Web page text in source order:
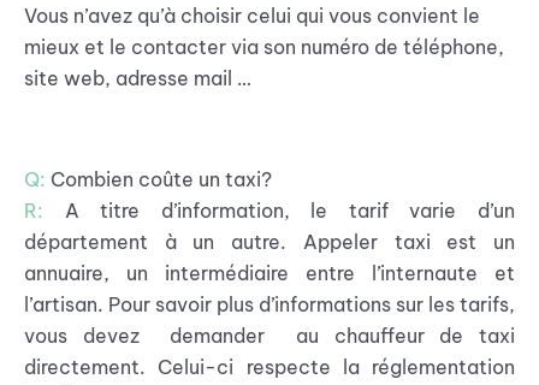
Vous n’avez qu’à choisir celui qui vous convient le
mieux et le contacter via son numéro de téléphone,
site web, adresse mail …
Q: Combien coûte un taxi?
R: A titre d’information, le tarif varie d’un
département à un autre. Appeler taxi est un
annuaire, un intermédiaire entre l’internaute et
l’artisan. Pour savoir plus d’informations sur les tarifs,
vous devez demander au chauffeur de taxi
directement. Celui-ci respecte la réglementation